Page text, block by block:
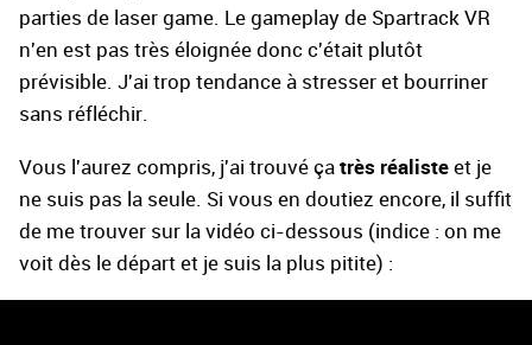
parties de laser game. Le gameplay de Spartrack VR
n'en est pas très éloignée donc c'était plutôt
prévisible. J'ai trop tendance à stresser et bourriner
sans réfléchir.
Vous l'aurez compris, j'ai trouvé ça très réaliste et je
ne suis pas la seule. Si vous en doutiez encore, il suffit
de me trouver sur la vidéo ci-dessous (indice : on me
voit dès le départ et je suis la plus pitite) :